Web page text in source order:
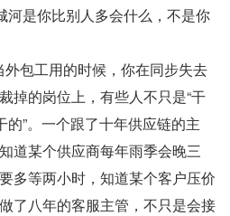
河是你比别人多会什么，不是你
包工用的时候，你在同步失去
掉的岗位上，有些人不只是“干
的”。一个跟了十年供应链的主
道某个供应商每年雨季会晚三
多等两小时，知道某个客户压价
了八年的客服主管，不只是会接